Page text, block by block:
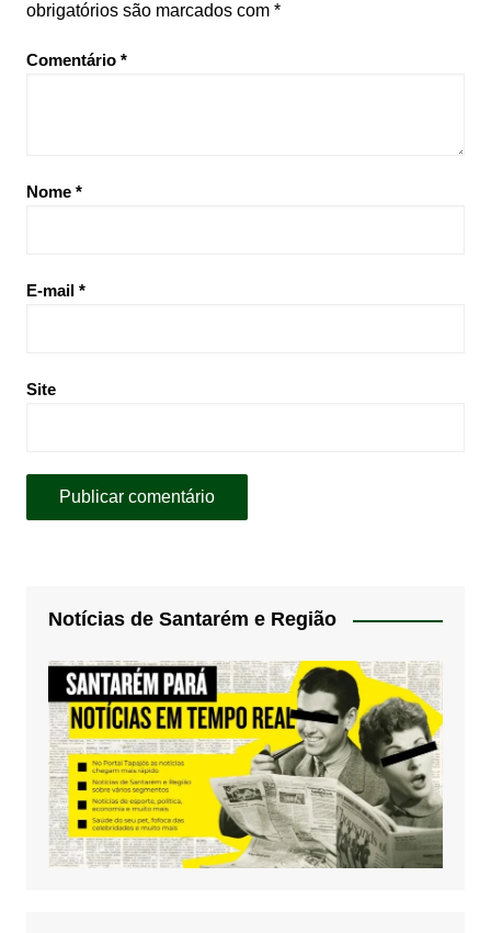
obrigatórios são marcados com *
Comentário *
Nome *
E-mail *
Site
Notícias de Santarém e Região